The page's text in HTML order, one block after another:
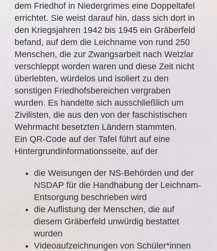
dem Friedhof in Niedergrimes eine Doppeltafel
errichtet. Sie weist darauf hin, dass sich dort in
den Kriegsjahren 1942 bis 1945 ein Gräberfeld
befand, auf dem die Leichname von rund 250
Menschen, die zur Zwangsarbeit nach Wetzlar
verschleppt worden waren und diese Zeit nicht
überlebten, würdelos und isoliert zu den
sonstigen Friedhofsbereichen vergraben
wurden. Es handelte sich ausschließlich um
Zivilisten, die aus den von der faschistischen
Wehrmacht besetzten Ländern stammten.
Ein QR-Code auf der Tafel führt auf eine
Hintergrundinformationsseite, auf der
die Weisungen der NS-Behörden und der
NSDAP für die Handhabung der Leichnam-
Entsorgung beschrieben wird
die Auflistung der Menschen, die auf
diesem Gräberfeld unwürdig bestattet
wurden
Videoaufzeichnungen von Schüler*innen